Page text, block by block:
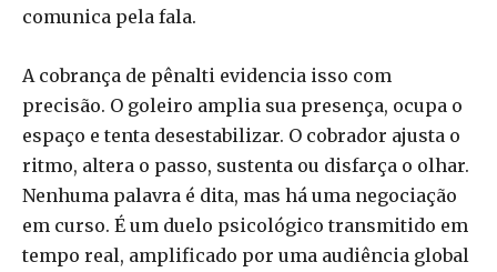
comunica pela fala.
A cobrança de pênalti evidencia isso com
precisão. O goleiro amplia sua presença, ocupa o
espaço e tenta desestabilizar. O cobrador ajusta o
ritmo, altera o passo, sustenta ou disfarça o olhar.
Nenhuma palavra é dita, mas há uma negociação
em curso. É um duelo psicológico transmitido em
tempo real, amplificado por uma audiência global